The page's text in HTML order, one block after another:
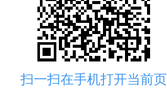
扫一扫在手机打开当前页